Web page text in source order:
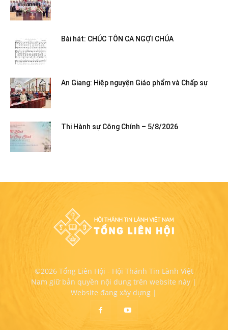
Bài hát: CHÚC TÔN CA NGỢI CHÚA
An Giang: Hiệp nguyện Giáo phẩm và Chấp sự
Thi Hành sự Công Chính – 5/8/2026
©2026 Tổng Liên Hội - Hội Thánh Tin Lành Việt
Nam giữ bản quyền nội dung trên website này |
Website đang xây dựng |